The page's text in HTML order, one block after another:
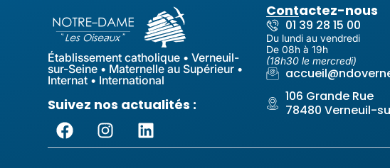
Établissement catholique • Verneuil-
sur-Seine • Maternelle au Supérieur •
Internat • International
Suivez nos actualités :
Contactez-nous
01 39 28 15 00
Du lundi au vendredi
De 08h à 19h
(18h30 le mercredi)
106 Grande Rue
78480 Verneuil-